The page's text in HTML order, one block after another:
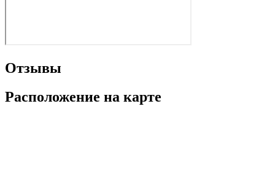
Отзывы
Расположение на карте